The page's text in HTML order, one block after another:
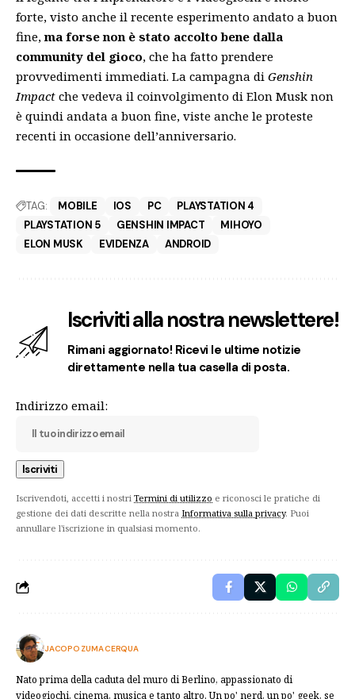
forte, visto anche il recente esperimento andato a buon
fine,ma forse non è stato accolto bene dalla
community del gioco, che ha fatto prendere
provvedimenti immediati. La campagna di Genshin
Impact che vedeva il coinvolgimento di Elon Musk non
è quindi andata a buon fine, viste anche le proteste
recenti in occasione dell’anniversario.
TAG: MOBILE IOS PC
PLAYSTATION 4
PLAYSTATION 5
GENSHIN IMPACT
MIHOYO
ELON MUSK
EVIDENZA ANDROID
Iscriviti alla nostra newslettere!
Rimani aggiornato! Ricevi le ultime notizie
direttamente nella tua casella di posta.
Indirizzo email:
Iscrivendoti, accetti i nostri Termini di utilizzo e riconosci le pratiche di
gestione dei dati descritte nella nostra Informativa sulla privacy. Puoi
annullare l'iscrizione in qualsiasi momento.
JACOPO ZUMA CERQUA
Nato prima della caduta del muro di Berlino, appassionato di
videogiochi, cinema, musica e tanto altro. Un po' nerd, un po' geek, se